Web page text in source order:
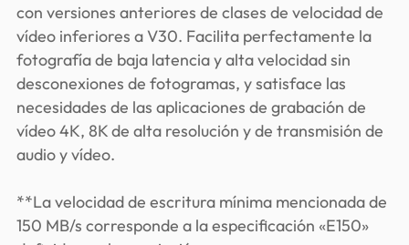
con versiones anteriores de clases de velocidad de
vídeo inferiores a V30. Facilita perfectamente la
fotografía de baja latencia y alta velocidad sin
desconexiones de fotogramas, y satisface las
necesidades de las aplicaciones de grabación de
vídeo 4K, 8K de alta resolución y de transmisión de
audio y vídeo.
**La velocidad de escritura mínima mencionada de
150 MB/s corresponde a la especificación «E150»